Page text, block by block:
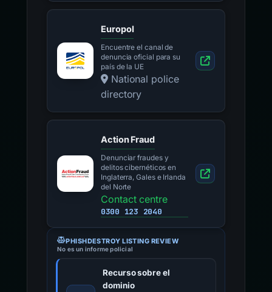
Europol
Encuentre el canal de
denuncia oficial para su
país de la UE
National police
directory
Action Fraud
Denunciar fraudes y
delitos cibernéticos en
Inglaterra, Gales e Irlanda
del Norte
Contact centre
0300 123 2040
PHISHDESTROY LISTING REVIEW
No es un informe policial
Recurso sobre el
dominio